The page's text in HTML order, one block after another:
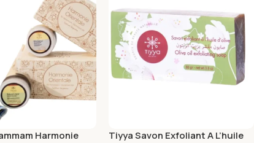
Harmonie
Tiyya Savon Exfoliant A L’huile